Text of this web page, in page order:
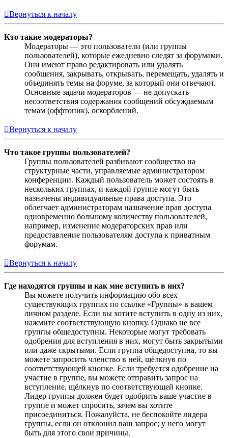
Вернуться к началу
Кто такие модераторы?
Модераторы — это пользователи (или группы
пользователей), которые ежедневно следят за форумами.
Они имеют право редактировать или удалять
сообщения, закрывать, открывать, перемещать, удалять и
объединять темы на форуме, за который они отвечают.
Основные задачи модераторов — не допускать
несоответствия содержания сообщений обсуждаемым
темам (оффтопик), оскорблений.
Вернуться к началу
Что такое группы пользователей?
Группы пользователей разбивают сообщество на
структурные части, управляемые администратором
конференции. Каждый пользователь может состоять в
нескольких группах, и каждой группе могут быть
назначены индивидуальные права доступа. Это
облегчает администраторам назначение прав доступа
одновременно большому количеству пользователей,
например, изменение модераторских прав или
предоставление пользователям доступа к приватным
форумам.
Вернуться к началу
Где находятся группы и как мне вступить в них?
Вы можете получить информацию обо всех
существующих группах по ссылке «Группы» в вашем
личном разделе. Если вы хотите вступить в одну из них,
нажмите соответствующую кнопку. Однако не все
группы общедоступны. Некоторые могут требовать
одобрения для вступления в них, могут быть закрытыми
или даже скрытыми. Если группа общедоступна, то вы
можете запросить членство в ней, щёлкнув по
соответствующей кнопке. Если требуется одобрение на
участие в группе, вы можете отправить запрос на
вступление, щёлкнув по соответствующей кнопке.
Лидер группы должен будет одобрить ваше участие в
группе и может спросить, зачем вы хотите
присоединиться. Пожалуйста, не беспокойте лидера
группы, если он отклонил ваш запрос; у него могут
быть для этого свои причины.